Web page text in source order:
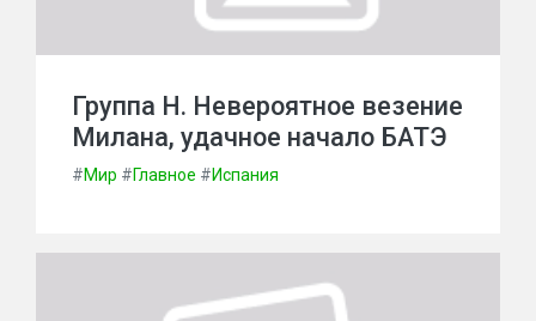
Группа Н. Невероятное везение
Милана, удачное начало БАТЭ
#Мир #Главное #Испания